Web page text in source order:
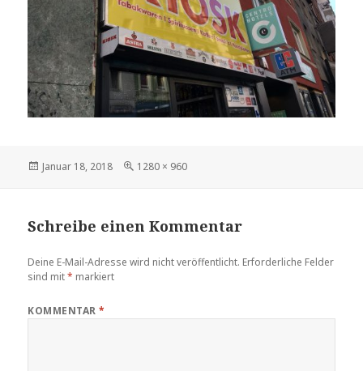
Januar 18, 2018 1280 × 960
Schreibe einen Kommentar
Deine E-Mail-Adresse wird nicht veröffentlicht. Erforderliche Felder
sind mit* markiert
KOMMENTAR*